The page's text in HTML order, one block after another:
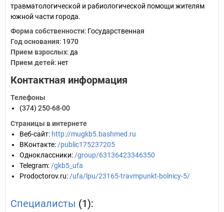
травматологической и рабиологической помощи жителям
южной части города.
Форма собственности: Государственная
Год основания: 1970
Прием взрослых: да
Прием детей: нет
Контактная информация
Телефоны
(374) 250-68-00
Страницы в интернете
Веб-сайт: http://mugkb5.bashmed.ru
ВКонтакте: /public175237205
Одноклассники: /group/63136423346350
Telegram: /gkb5_ufa
Prodoctorov.ru: /ufa/lpu/23165-travmpunkt-bolnicy-5/
Специалисты (1):